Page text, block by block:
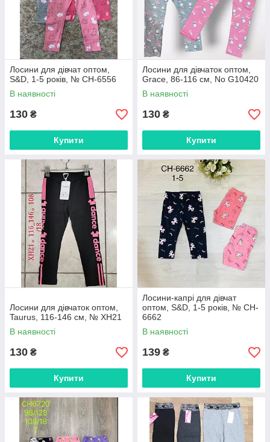
Лосини для дівчат оптом,
S&D, 1-5 років, № CH-6556
В наявності
130 ₴
Купити
Лосини для дівчаток оптом,
Grace, 86-116 см, No G10420
В наявності
130 ₴
Купити
Лосини для дівчаток оптом,
Taurus, 116-146 см, № XH21
В наявності
130 ₴
Купити
Лосини-капрі для дівчат
оптом, S&D, 1-5 років, № CH-
6662
В наявності
139 ₴
Купити